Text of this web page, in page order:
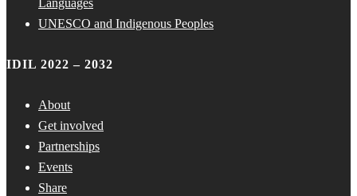
Languages
UNESCO and Indigenous Peoples
IDIL 2022 – 2032
About
Get involved
Partnerships
Events
Share